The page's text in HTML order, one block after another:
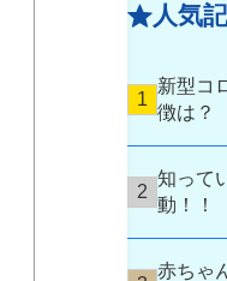
人気
新型コ
徴は？
知って
動！！
赤ちゃ